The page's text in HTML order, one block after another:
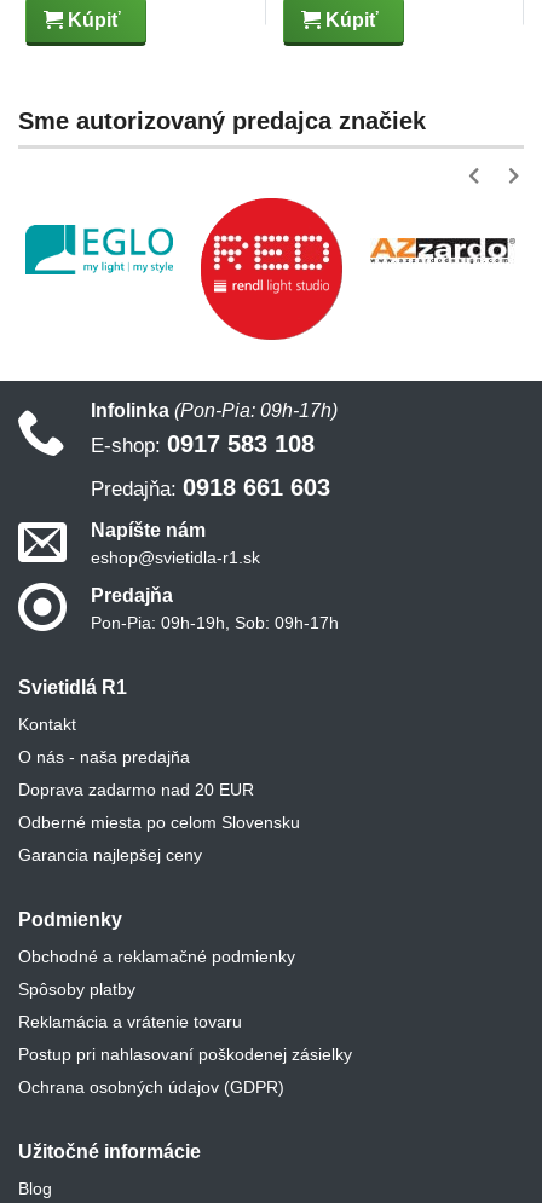
Kúpiť Kúpiť
Sme autorizovaný predajca značiek
Svietidlá R1
Kontakt
O nás - naša predajňa
Doprava zadarmo nad 20 EUR
Odberné miesta po celom Slovensku
Garancia najlepšej ceny
Podmienky
Obchodné a reklamačné podmienky
Spôsoby platby
Reklamácia a vrátenie tovaru
Postup pri nahlasovaní poškodenej zásielky
Ochrana osobných údajov (GDPR)
Užitočné informácie
Blog
Infolinka (Pon-Pia: 09h-17h)
E-shop: 0917 583 108
Predajňa: 0918 661 603
Napíšte nám
eshop@svietidla-r1.sk
Predajňa
Pon-Pia: 09h-19h, Sob: 09h-17h